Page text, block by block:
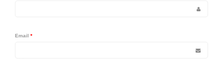
Email *